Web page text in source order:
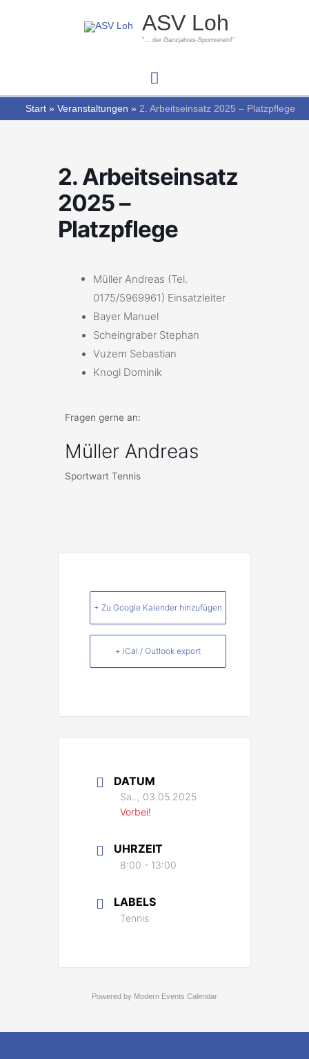
ASV Loh
"... der Ganzjahres-Sportverein!"
Hauptmenü
Start Veranstaltungen 2. Arbeitseinsatz 2025 – Platzpflege
2. Arbeitseinsatz
2025 –
Platzpflege
Müller Andreas (Tel.
0175/5969961) Einsatzleiter
Bayer Manuel
Scheingraber Stephan
Vuzem Sebastian
Knogl Dominik
Fragen gerne an:
Müller Andreas
Sportwart Tennis
+ Zu Google Kalender hinzufügen
+ iCal / Outlook export
DATUM
Sa.., 03.05.2025
Vorbei!
UHRZEIT
8:00 - 13:00
LABELS
Tennis
Powered by Modern Events Calendar